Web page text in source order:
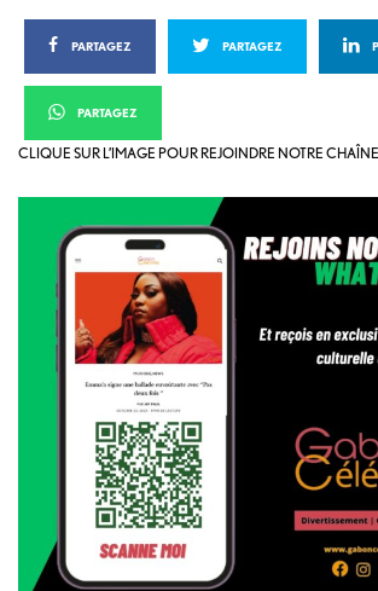
PARTAGEZ PARTAGEZ
PARTAGEZ
CLIQUE SUR L’IMAGE POUR REJOINDRE NOTRE